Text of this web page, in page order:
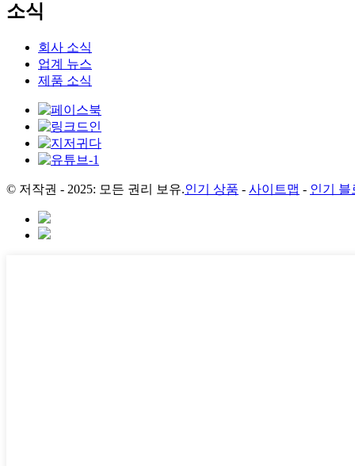
소식
회사 소식
업계 뉴스
제품 소식
© 저작권 - 2025: 모든 권리 보유.인기 상품 - 사이트맵 - 인기 블